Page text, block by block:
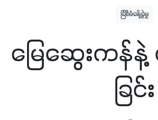
ခြံစီမံခန့်ခွဲမှု
မြေဆွေးကန်နဲ့
ခြင်း